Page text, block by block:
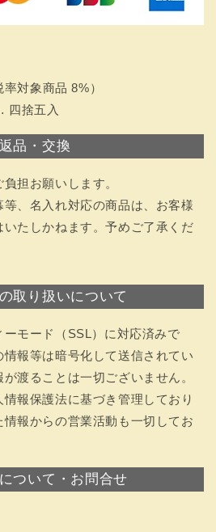
対象商品 8%）
四捨五入
返品・交換
担お願いします。
、名入れ対応の商品は、お客様
たしかねます。予めご了承くだ
取り扱いについて
モード（SSL）に対応済みで
報等は暗号化して送信されてい
渡ることは一切ございません。
報保護法に基づき管理しており
情報からの営業活動も一切してお
ついて・お問合せ